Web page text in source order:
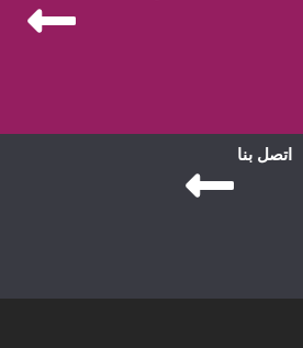
اتصل بنا